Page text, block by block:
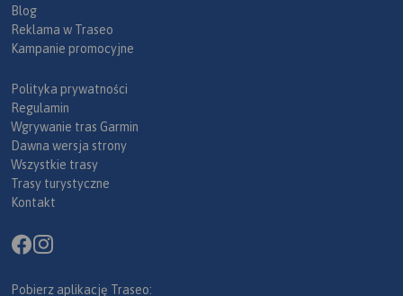
Blog
Reklama w Traseo
Kampanie promocyjne
Polityka prywatności
Regulamin
Wgrywanie tras Garmin
Dawna wersja strony
Wszystkie trasy
Trasy turystyczne
Kontakt
Pobierz aplikację Traseo: